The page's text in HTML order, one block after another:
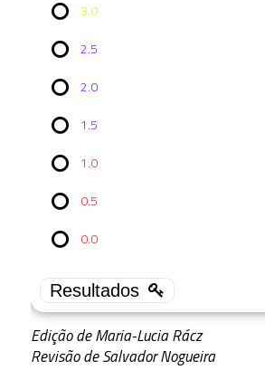
3.0
2.5
2.0
1.5
1.0
0.5
0.0
Edição de Maria-Lucia Rácz
Revisão de Salvador Nogueira